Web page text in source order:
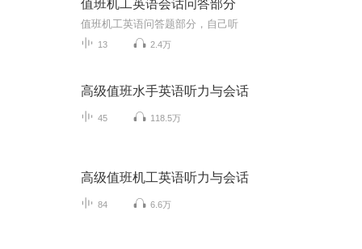
值班机工英语会话问答部分
值班机工英语问答题部分，自己听
13 2.4万
高级值班水手英语听力与会话
45 118.5万
高级值班机工英语听力与会话
84 6.6万